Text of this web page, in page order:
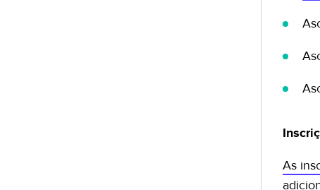
As